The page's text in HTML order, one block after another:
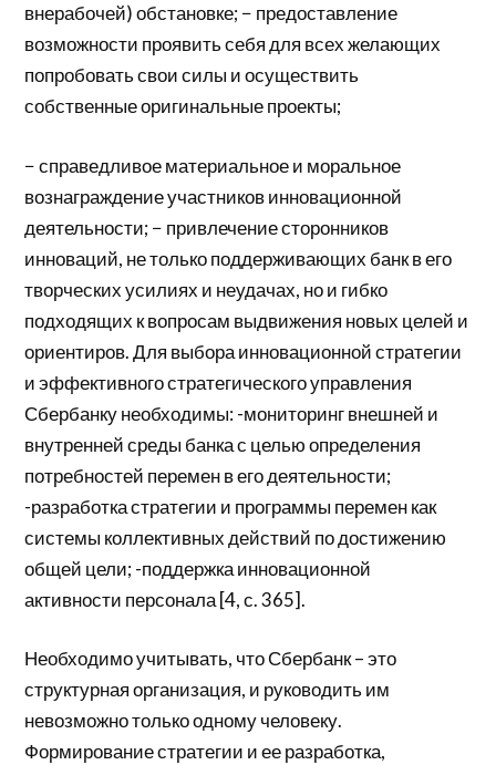
внерабочей) обстановке; − предоставление
возможности проявить себя для всех желающих
попробовать свои силы и осуществить
собственные оригинальные проекты;
− справедливое материальное и моральное
вознаграждение участников инновационной
деятельности; − привлечение сторонников
инноваций, не только поддерживающих банк в его
творческих усилиях и неудачах, но и гибко
подходящих к вопросам выдвижения новых целей и
ориентиров. Для выбора инновационной стратегии
и эффективного стратегического управления
Сбербанку необходимы: -мониторинг внешней и
внутренней среды банка с целью определения
потребностей перемен в его деятельности;
-разработка стратегии и программы перемен как
системы коллективных действий по достижению
общей цели; -поддержка инновационной
активности персонала [4, с. 365].
Необходимо учитывать, что Сбербанк – это
структурная организация, и руководить им
невозможно только одному человеку.
Формирование стратегии и ее разработка,